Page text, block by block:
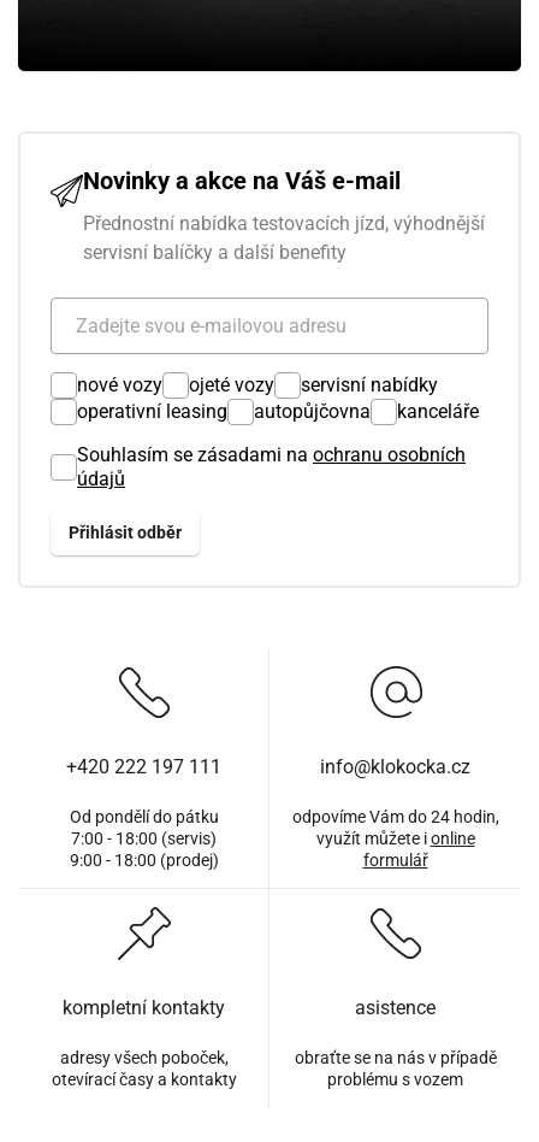
Novinky a akce na Váš e-mail
Přednostní nabídka testovacích jízd, výhodnější
servisní balíčky a další benefity
nové vozy ojeté vozy
servisní nabídky
operativní leasing
autopůjčovna
kanceláře
Souhlasím se zásadami na ochranu osobních
údajů
+420 222 197 111
Od pondělí do pátku
7:00 - 18:00 (servis)
9:00 - 18:00 (prodej)
info@klokocka.cz
odpovíme Vám do 24 hodin,
využít můžete ionline
formulář
kompletní kontakty
adresy všech poboček,
otevírací časy a kontakty
asistence
obraťte se na nás v případě
problému s vozem